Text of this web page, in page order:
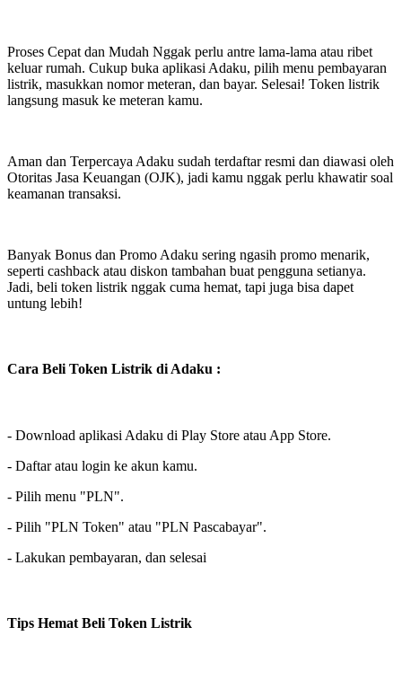
Proses Cepat dan Mudah Nggak perlu antre lama-lama atau ribet
keluar rumah. Cukup buka aplikasi Adaku, pilih menu pembayaran
listrik, masukkan nomor meteran, dan bayar. Selesai! Token listrik
langsung masuk ke meteran kamu.
Aman dan Terpercaya Adaku sudah terdaftar resmi dan diawasi oleh
Otoritas Jasa Keuangan (OJK), jadi kamu nggak perlu khawatir soal
keamanan transaksi.
Banyak Bonus dan Promo Adaku sering ngasih promo menarik,
seperti cashback atau diskon tambahan buat pengguna setianya.
Jadi, beli token listrik nggak cuma hemat, tapi juga bisa dapet
untung lebih!
Cara Beli Token Listrik di Adaku :
- Download aplikasi Adaku di Play Store atau App Store.
- Daftar atau login ke akun kamu.
- Pilih menu "PLN".
- Pilih "PLN Token" atau "PLN Pascabayar".
- Lakukan pembayaran, dan selesai
Tips Hemat Beli Token Listrik